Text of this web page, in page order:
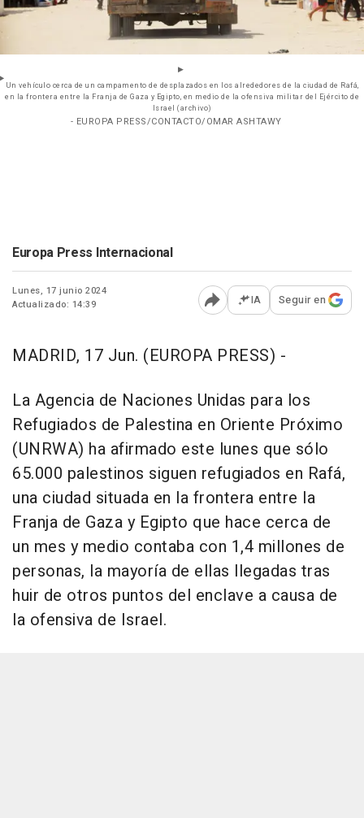
Un vehículo cerca de un campamento de desplazados en los alrededores de la ciudad de Rafá,
en la frontera entre la Franja de Gaza y Egipto, en medio de la ofensiva militar del Ejército de
Israel (archivo)
- EUROPA PRESS/CONTACTO/OMAR ASHTAWY
Europa Press Internacional
Lunes, 17 junio 2024
Actualizado: 14:39
Abrir opciones para
IA Seguir en
MADRID, 17 Jun. (EUROPA PRESS) -
La Agencia de Naciones Unidas para los
Refugiados de Palestina en Oriente Próximo
(UNRWA) ha afirmado este lunes que sólo
65.000 palestinos siguen refugiados en Rafá,
una ciudad situada en la frontera entre la
Franja de Gaza y Egipto que hace cerca de
un mes y medio contaba con 1,4 millones de
personas, la mayoría de ellas llegadas tras
huir de otros puntos del enclave a causa de
la ofensiva de Israel.